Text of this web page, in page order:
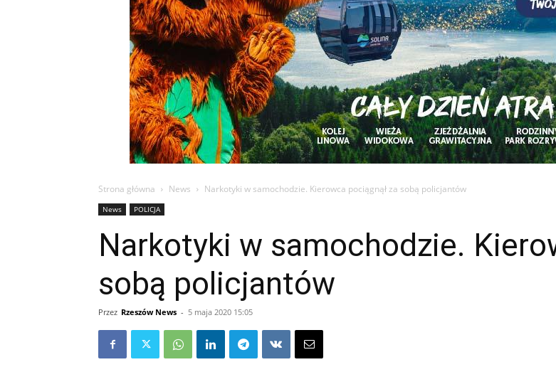
Strona główna News Narkotyki w samochodzie. Kierowca pociągnął za sobą policjantów
News POLICJA
Narkotyki w samochodzie.
sobą policjantów
Przez Rzeszów News - 5 maja 2020 15:05